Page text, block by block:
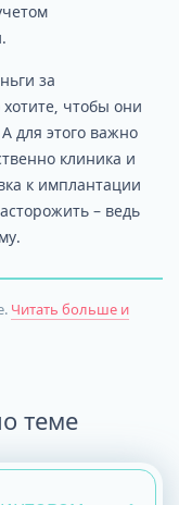
за
чтобы они
для этого важно
клиника и
к имплантации
– ведь
Читать больше и
теме